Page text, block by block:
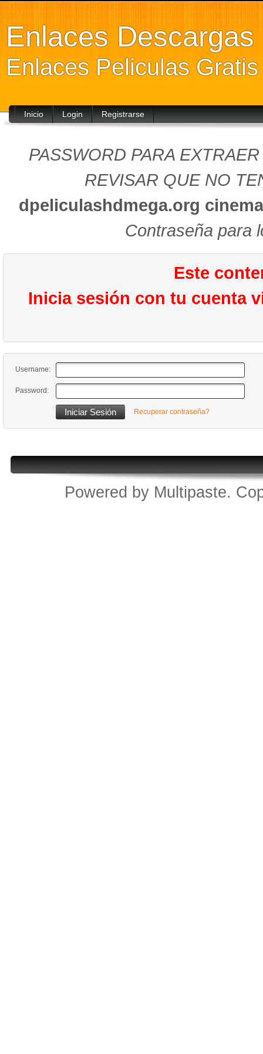
Enlaces
Enlaces Peliculas
Inicio Login Registrarse
PASSWORD PARA
REVISAR QUE NO
dpeliculashdmega.org
Contraseña para
Este
Inicia sesión con tu cuenta
Username:
Password:
Recuperar contraseña?
Powered by Multipaste.